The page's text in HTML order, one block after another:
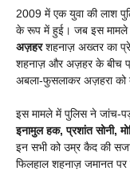
2009 में एक युवा की लाश
के रूप में हुई। जब इस मामले
अज़हरशहनाज़ अख्तर का
शहनाज़ और अज़हर के बीच
अबला-फुसलाकर अज़हरा को
इस मामले में पुलिस ने जांच-
इनामुल हक, प्रशांत सोनी,
इन सभी को उम्र कैद की
फिलहाल शहनाज़ जमानत पर